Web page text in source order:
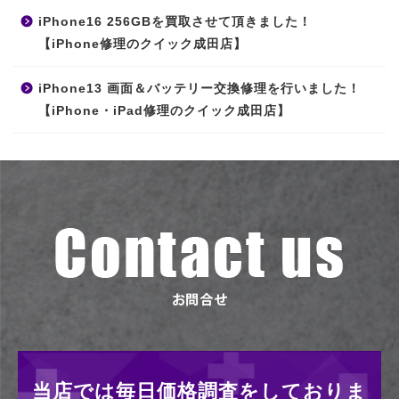
iPhone16 256GBを買取させて頂きました！
【iPhone修理のクイック成田店】
iPhone13 画面＆バッテリー交換修理を行いました！
【iPhone・iPad修理のクイック成田店】
当店では毎日価格調査をしておりま